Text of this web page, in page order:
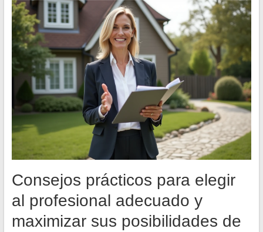
Consejos prácticos para elegir
al profesional adecuado y
maximizar sus posibilidades de